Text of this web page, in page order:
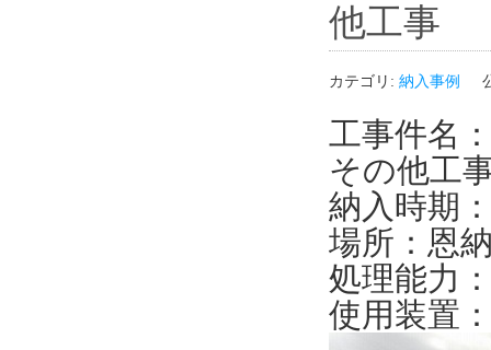
他工事
カテゴリ: 納入事例
工事件名
その他工
納入時期
場所：恩
処理能力
使用装置